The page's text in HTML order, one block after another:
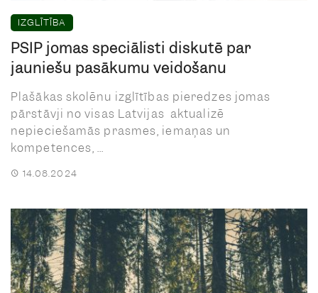
IZGLĪTĪBA
PSIP jomas speciālisti diskutē par
jauniešu pasākumu veidošanu
Plašākas skolēnu izglītības pieredzes jomas
pārstāvji no visas Latvijas aktualizē
nepieciešamās prasmes, iemaņas un
kompetences, ...
14.08.2024